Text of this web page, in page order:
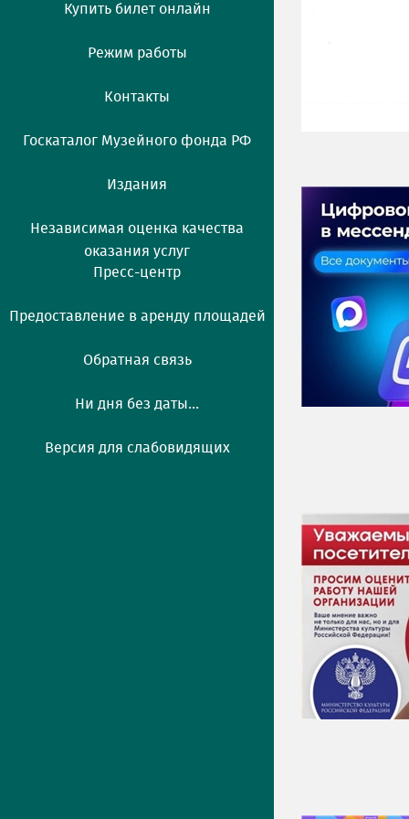
Купить билет онлайн
Режим работы
Контакты
Госкаталог Музейного фонда РФ
Издания
Независимая оценка качества
оказания услуг
Пресс-центр
Предоставление в аренду площадей
Обратная связь
Ни дня без даты...
Версия для слабовидящих